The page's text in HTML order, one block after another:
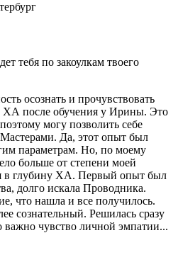
тебя по закоулкам твоего
осознать и прочувствовать
ХА после обучения у Ирины. Это
могу позволить себе
Да, этот опыт был
параметрам. Но, по моему
больше от степени моей
в глубину ХА. Первый опыт был
долго искала Проводника.
что нашла и все получилось.
сознательный. Решилась сразу
важно чувство личной эмпатии...